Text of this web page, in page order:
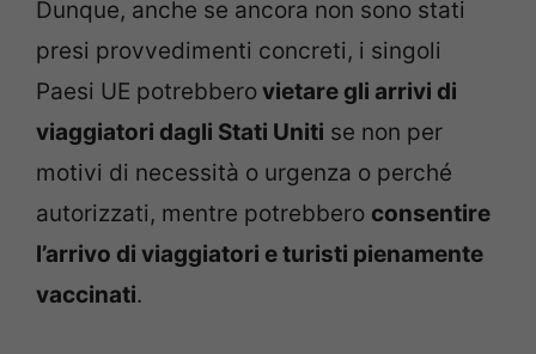
Dunque, anche se ancora non sono stati
presi provvedimenti concreti, i singoli
Paesi UE potrebberovietare gli arrivi di
viaggiatori dagli Stati Uniti se non per
motivi di necessità o urgenza o perché
autorizzati, mentre potrebbero consentire
l’arrivo di viaggiatori e turisti pienamente
vaccinati.